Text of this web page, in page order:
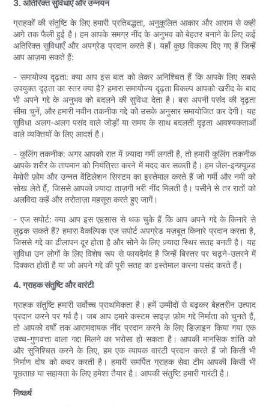
3. अतिरिक्त सुविधाएँ और उन्नयन
ग्राहकों की संतुष्टि के लिए हमारी प्रतिबद्धता, अनुकूलित आकार और आराम से कहीं
आगे तक फैली हुई है। हम आपके समग्र नींद के अनुभव को बेहतर बनाने के लिए कई
अतिरिक्त सुविधाएँ और अपग्रेड प्रदान करते हैं। यहाँ कुछ विकल्प दिए गए हैं जिन्हें
आप आज़मा सकते हैं:
- समायोज्य दृढ़ता: क्या आप इस बात को लेकर अनिश्चित हैं कि आपके लिए सबसे
उपयुक्त दृढ़ता का स्तर क्या है? हमारा समायोज्य दृढ़ता विकल्प आपको खरीद के बाद
भी अपने गद्दे के अनुभव को बदलने की सुविधा देता है। बस अपनी पसंद की दृढ़ता
सीमा चुनें, और हमारी नवीन तकनीक गद्दे को उसके अनुसार समायोजित कर देगी। यह
सुविधा अलग-अलग पसंद वाले जोड़ों या समय के साथ बदलती दृढ़ता आवश्यकताओं
वाले व्यक्तियों के लिए आदर्श है।
- कूलिंग तकनीक: अगर आपको रात में ज़्यादा गर्मी लगती है, तो हमारी कूलिंग तकनीक
आपके शरीर के तापमान को नियंत्रित करने में मदद कर सकती है। हम जेल-इन्फ़्यूज़्ड
मेमोरी फ़ोम और उन्नत वेंटिलेशन सिस्टम का इस्तेमाल करते हैं जो गर्मी और नमी को
सोख लेते हैं, जिससे आपको ज़्यादा ताज़गी भरी नींद मिलती है। पसीने से तर रातों को
अलविदा कहें और तरोताज़ा महसूस करते हुए जागें।
- एज सपोर्ट: क्या आप इस एहसास से थक चुके हैं कि आप अपने गद्दे के किनारे से
लुढ़क सकते हैं? हमारा वैकल्पिक एज सपोर्ट अपग्रेड मज़बूत किनारे प्रदान करता है,
जिससे गद्दे का ढीलापन दूर होता है और सोने के लिए ज़्यादा स्थिर सतह बनती है। यह
सुविधा उन लोगों के लिए विशेष रूप से फायदेमंद है जिन्हें बिस्तर पर चढ़ने-उतरने में
दिक्कत होती है या जो अपने गद्दे की पूरी सतह का इस्तेमाल करना पसंद करते हैं।
4. ग्राहक संतुष्टि और वारंटी
ग्राहक संतुष्टि हमारी सर्वोच्च प्राथमिकता है। हमें उम्मीदों से बढ़कर बेहतरीन उत्पाद
प्रदान करने पर गर्व है। जब आप हमारे कस्टम साइज़ फ़ोम गद्दे निर्माता को चुनते हैं,
तो आपको वर्षों तक आरामदायक नींद प्रदान करने के लिए डिज़ाइन किया गया एक
उच्च-गुणवत्ता वाला गद्दा मिलने का भरोसा हो सकता है। आपकी मानसिक शांति को
और सुनिश्चित करने के लिए, हम एक व्यापक वारंटी प्रदान करते हैं जो किसी भी
निर्माण दोष को कवर करती है। हमारी समर्पित ग्राहक सेवा टीम आपकी किसी भी
पूछताछ या सहायता के लिए हमेशा तैयार है। आपकी संतुष्टि हमारी गारंटी है।
निष्कर्ष